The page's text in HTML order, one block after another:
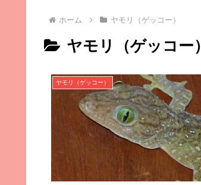
ホーム ヤモリ（ゲッコー）
ヤモリ（ゲッコー）
ヤモリ（ゲッコー）